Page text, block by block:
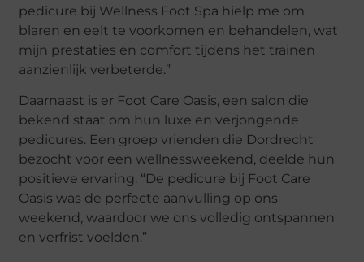
pedicure bij Wellness Foot Spa hielp me om
blaren en eelt te voorkomen en behandelen, wat
mijn prestaties en comfort tijdens het trainen
aanzienlijk verbeterde.”
Daarnaast is er Foot Care Oasis, een salon die
bekend staat om hun luxe en verjongende
pedicures. Een groep vrienden die Dordrecht
bezocht voor een wellnessweekend, deelde hun
positieve ervaring. “De pedicure bij Foot Care
Oasis was de perfecte aanvulling op ons
weekend, waardoor we ons volledig ontspannen
en verfrist voelden.”